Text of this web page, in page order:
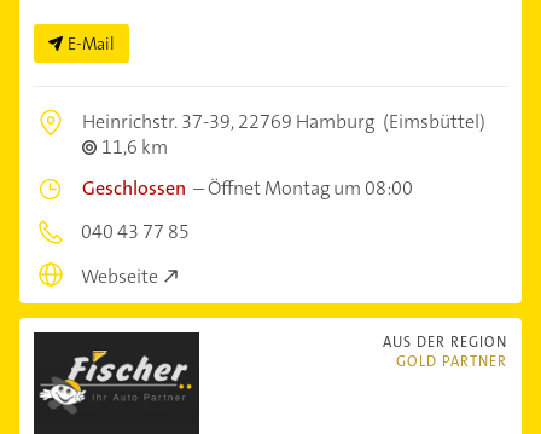
E-Mail
Heinrichstr. 37-39,22769 Hamburg (Eimsbüttel)
11,6 km
Geschlossen –Öffnet Montag um 08:00
040 43 77 85
Webseite
AUS DER REGION
GOLD PARTNER